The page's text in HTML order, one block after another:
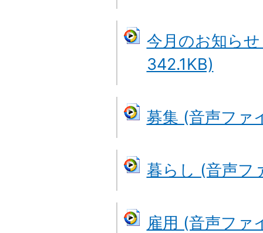
今月のお知ら
342.1KB)
募集 (音声ファ
暮らし (音声フ
雇用 (音声ファ